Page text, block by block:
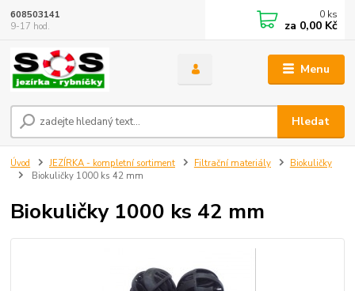
Menu
Hledat
608503141
9-17 hod.
0 ks
za 0,00 Kč
Úvod JEZÍRKA - kompletní sortiment Filtrační materiály
Biokuličky
Biokuličky 1000 ks 42 mm
Biokuličky 1000 ks 42 mm